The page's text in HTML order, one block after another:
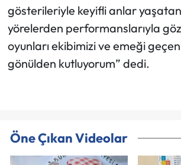
gösterileriyle keyifli anlar
yörelerden performanslarıyla
oyunları ekibimizi ve emeği
gönülden kutluyorum” dedi.
Öne Çıkan Videolar